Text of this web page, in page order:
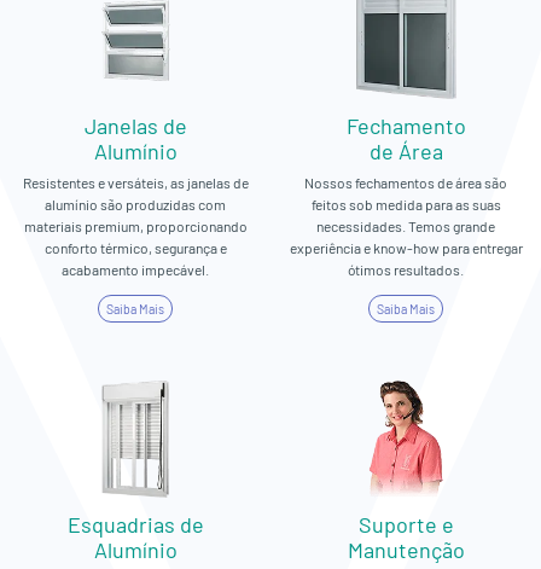
Janelas de
Alumínio
Resistentes e versáteis, as janelas de
alumínio são produzidas com
materiais premium, proporcionando
conforto térmico, segurança e
acabamento impecável.
Saiba Mais
Fechamento
de Área
Nossos fechamentos de área são
feitos sob medida para as suas
necessidades. Temos grande
experiência e know-how para entregar
ótimos resultados.
Saiba Mais
Esquadrias de
Alumínio
Suporte e
Manutenção